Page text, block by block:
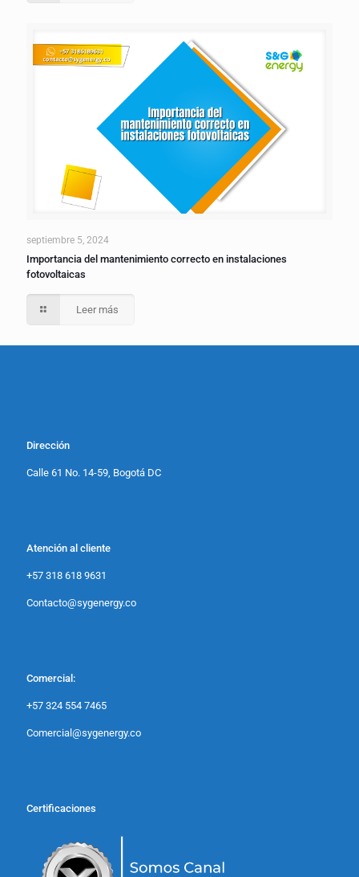
septiembre 5, 2024
Importancia del mantenimiento correcto en instalaciones
fotovoltaicas
Leer más
Dirección
Calle 61 No. 14-59, Bogotá DC
Atención al cliente
+57 318 618 9631
Contacto@sygenergy.co
Comercial:
+57 324 554 7465
Comercial@sygenergy.co
Certificaciones